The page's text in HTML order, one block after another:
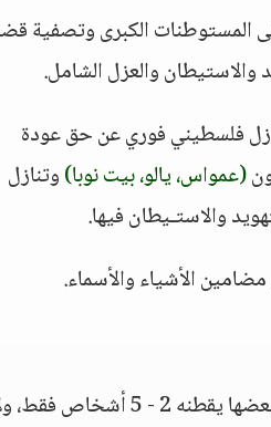
المستوطنات الكبرى وتصفية
والعزل الشامل.
فلسطيني فوري عن حق عودة
(عمواس، يالو، بيت نوبا)وتنازل
والاستـيطان فيها.
الأشياء والأسماء.
ومن رفض إزالة الاستيطان إلى القبول بإزالة بضعة بقع استيطانية لا قيمة لها، بعضها يقطنه 2 - 5